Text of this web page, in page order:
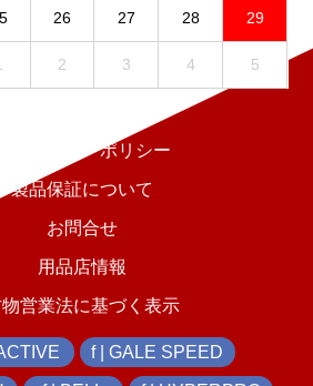
26 27 28 29
2 3 4 5
プライバシーポリシー
製品保証について
お問合せ
用品店情報
営業法に基づく表示
f | GALE SPEED